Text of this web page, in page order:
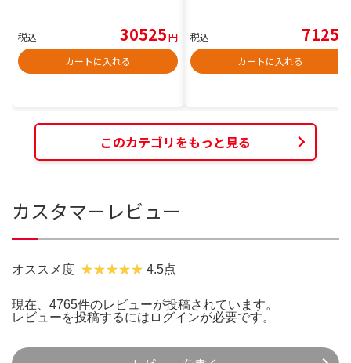
税込 30525円
カートに入れる
税込 7125
カートに入れる
このカテゴリをもっと見る
カスタマーレビュー
オススメ度 4.5点
現在、4765件のレビューが投稿されています。
レビューを投稿するには ログインが必要です。